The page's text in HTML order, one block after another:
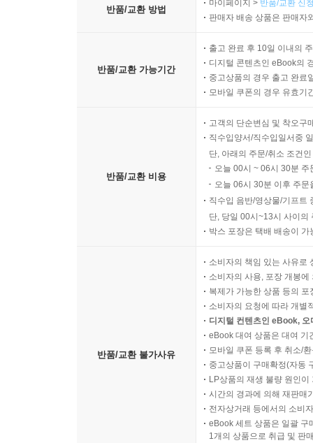
반품/교환 방법
마이페이지 > 반품/교환 신
판매자 배송 상품은 판매자
반품/교환 가능기간
출고 완료 후 10일 이내의
디지털 콘텐츠인 eBook의
중고상품의 경우 출고 완료
모바일 쿠폰의 경우 유효기
반품/교환 비용
고객의 단순변심 및 착오구
직수입양서/직수입일서중
단, 아래의 주문/취소 조건
오늘 00시 ~ 06시 30분
오늘 06시 30분 이후 주
직수입 음반/영상물/기프트
단, 당일 00시~13시 사이의
박스 포장은 택배 배송이
반품/교환 불가사유
소비자의 책임 있는 사유로
소비자의 사용, 포장 개봉
복제가 가능한 상품 등의
소비자의 요청에 따라 개별
디지털 컨텐츠인 eBook,
eBook 대여 상품은 대여 기
모바일 쿠폰 등록 후 취소/
중고상품이 구매확정(자동
LP상품의 재생 불량 원인
시간의 경과에 의해 재판매
전자상거래 등에서의 소비
eBook 세트 상품은 일괄 구
1개의 상품으로 취급 및 판